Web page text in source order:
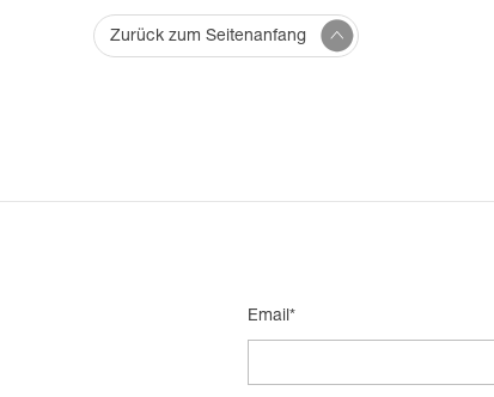
Zurück zum Seitenanfang
Email*